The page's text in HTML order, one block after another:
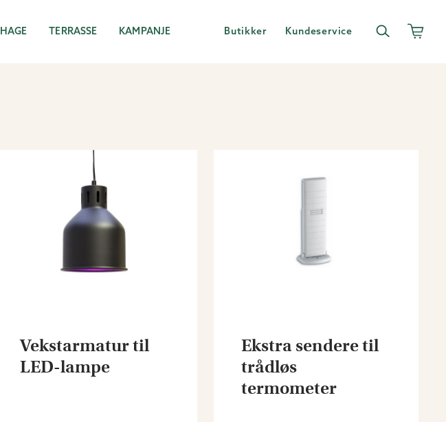
HAGE TERRASSE KAMPANJE Butikker Kundeservice
Vekstarmatur til
LED-lampe
Ekstra sendere til
trådløs
termometer